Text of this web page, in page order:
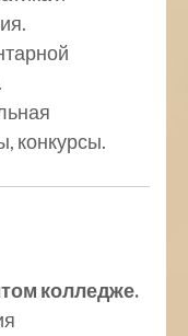
конкурсы.
колледже.